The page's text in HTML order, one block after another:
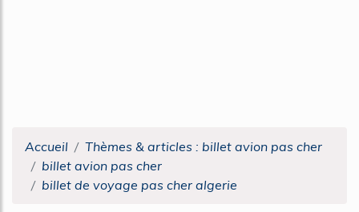
Accueil
Thèmes & articles : billet avion pas cher
billet avion pas cher
billet de voyage pas cher algerie